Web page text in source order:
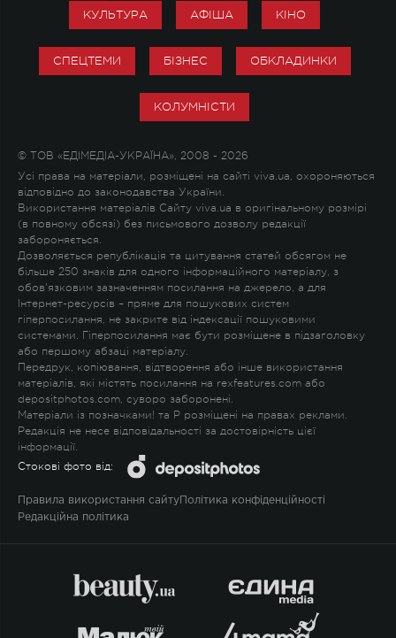
КУЛЬТУРА АФІША КІНО
СПЕЦТЕМИ БІЗНЕС ОБКЛАДИНКИ
КОЛУМНІСТИ
© ТОВ «ЕДІМЕДІА-УКРАЇНА», 2008 - 2026
Усі права на матеріали, розміщені на сайті viva.ua, охороняються
відповідно до законодавства України.
Використання матеріалів Сайту viva.ua в оригінальному розмірі
(в повному обсязі) без письмового дозволу редакції
забороняється.
Дозволяється републікація та цитування статей обсягом не
більше 250 знаків для одного інформаційного матеріалу, з
обов'язковим зазначенням посилання на джерело, а для
Інтернет-ресурсів – пряме для пошукових систем
гіперпосилання, не закрите від індексації пошуковими
системами. Гіперпосилання має бути розміщене в підзаголовку
або першому абзаці матеріалу.
Передрук, копіювання, відтворення або інше використання
матеріалів, які містять посилання на rexfeatures.com або
depositphotos.com, суворо заборонені.
Матеріали із позначками! та P розміщені на правах реклами.
Редакція не несе відповідальності за достовірність цієї
інформації.
Стокові фото від:
Правила використання сайту Політика конфіденційності
Редакційна політика